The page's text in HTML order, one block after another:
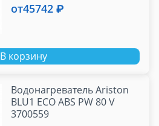
от45742 ₽
В корзину
Водонагреватель Ariston
BLU1 ECO ABS PW 80 V
3700559